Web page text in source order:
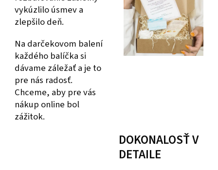
vykúzlilo úsmev a
zlepšilo deň.
Na darčekovom balení
každého balíčka si
dávame záležať a je to
pre nás radosť.
Chceme, aby pre vás
nákup online bol
zážitok.
DOKONALOSŤ V
DETAILE